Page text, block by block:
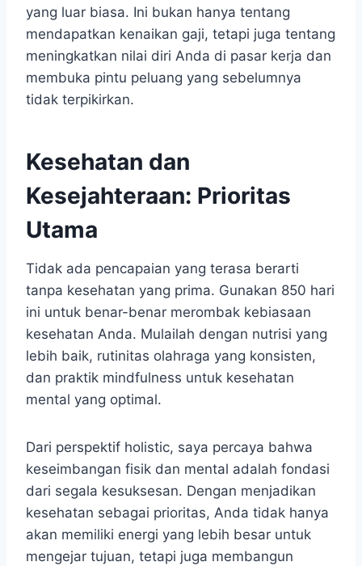
yang luar biasa. Ini bukan hanya tentang
mendapatkan kenaikan gaji, tetapi juga tentang
meningkatkan nilai diri Anda di pasar kerja dan
membuka pintu peluang yang sebelumnya
tidak terpikirkan.
Kesehatan dan
Kesejahteraan: Prioritas
Utama
Tidak ada pencapaian yang terasa berarti
tanpa kesehatan yang prima. Gunakan 850 hari
ini untuk benar-benar merombak kebiasaan
kesehatan Anda. Mulailah dengan nutrisi yang
lebih baik, rutinitas olahraga yang konsisten,
dan praktik mindfulness untuk kesehatan
mental yang optimal.
Dari perspektif holistic, saya percaya bahwa
keseimbangan fisik dan mental adalah fondasi
dari segala kesuksesan. Dengan menjadikan
kesehatan sebagai prioritas, Anda tidak hanya
akan memiliki energi yang lebih besar untuk
mengejar tujuan, tetapi juga membangun